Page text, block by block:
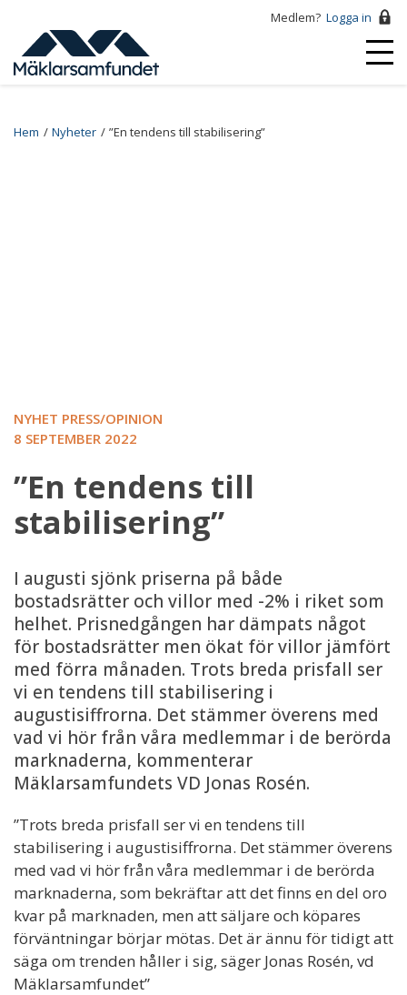
huvudinnehåll
Medlem? Logga in
Logga
Breadcrumb
Hem Nyheter ”En tendens till stabilisering”
NYHET PRESS/OPINION
8 SEPTEMBER 2022
”En tendens till
stabilisering”
I augusti sjönk priserna på både
bostadsrätter och villor med -2% i riket som
helhet. Prisnedgången har dämpats något
för bostadsrätter men ökat för villor jämfört
med förra månaden. Trots breda prisfall ser
vi en tendens till stabilisering i
augustisiffrorna. Det stämmer överens med
vad vi hör från våra medlemmar i de berörda
marknaderna, kommenterar
Mäklarsamfundets VD Jonas Rosén.
”Trots breda prisfall ser vi en tendens till
stabilisering i augustisiffrorna. Det stämmer överens
med vad vi hör från våra medlemmar i de berörda
marknaderna, som bekräftar att det finns en del oro
kvar på marknaden, men att säljare och köpares
förväntningar börjar mötas. Det är ännu för tidigt att
säga om trenden håller i sig, säger Jonas Rosén, vd
Mäklarsamfundet”